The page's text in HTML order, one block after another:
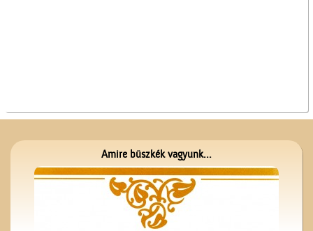
A Czeglédi Népbank Rt.
épülete
Amire büszkék vagyunk...